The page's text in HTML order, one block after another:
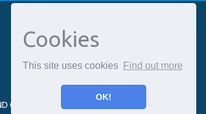
Cookies
This site uses cookies Find out more
OK!
OPTIMIZED BY